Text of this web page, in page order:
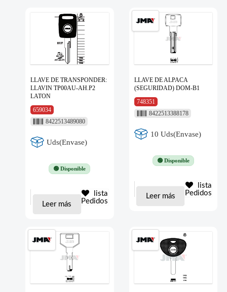
LLAVE DE TRANSPONDER:
LLAVIN TP00AU-AH.P2
LATON
659034
8422513489080
Uds(Envase)
🟢 Disponible
Leer más
lista
Pedidos
LLAVE DE ALPACA
(SEGURIDAD) DOM-B1
748351
8422513388178
10 Uds(Envase)
🟢 Disponible
Leer más
lista
Pedidos